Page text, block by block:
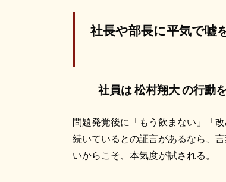
社長や部長に平気で嘘
社員は 松村翔大 の行動
問題発覚後に「もう飲まない」「
続いているとの証言があるなら、
いからこそ、本気度が試される。